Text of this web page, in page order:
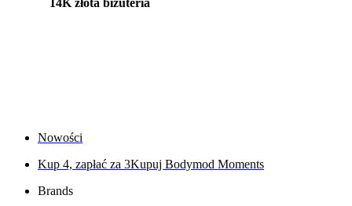
14K złota biżuteria
Nowości
Kup 4, zapłać za 3Kupuj Bodymod Moments
Brands